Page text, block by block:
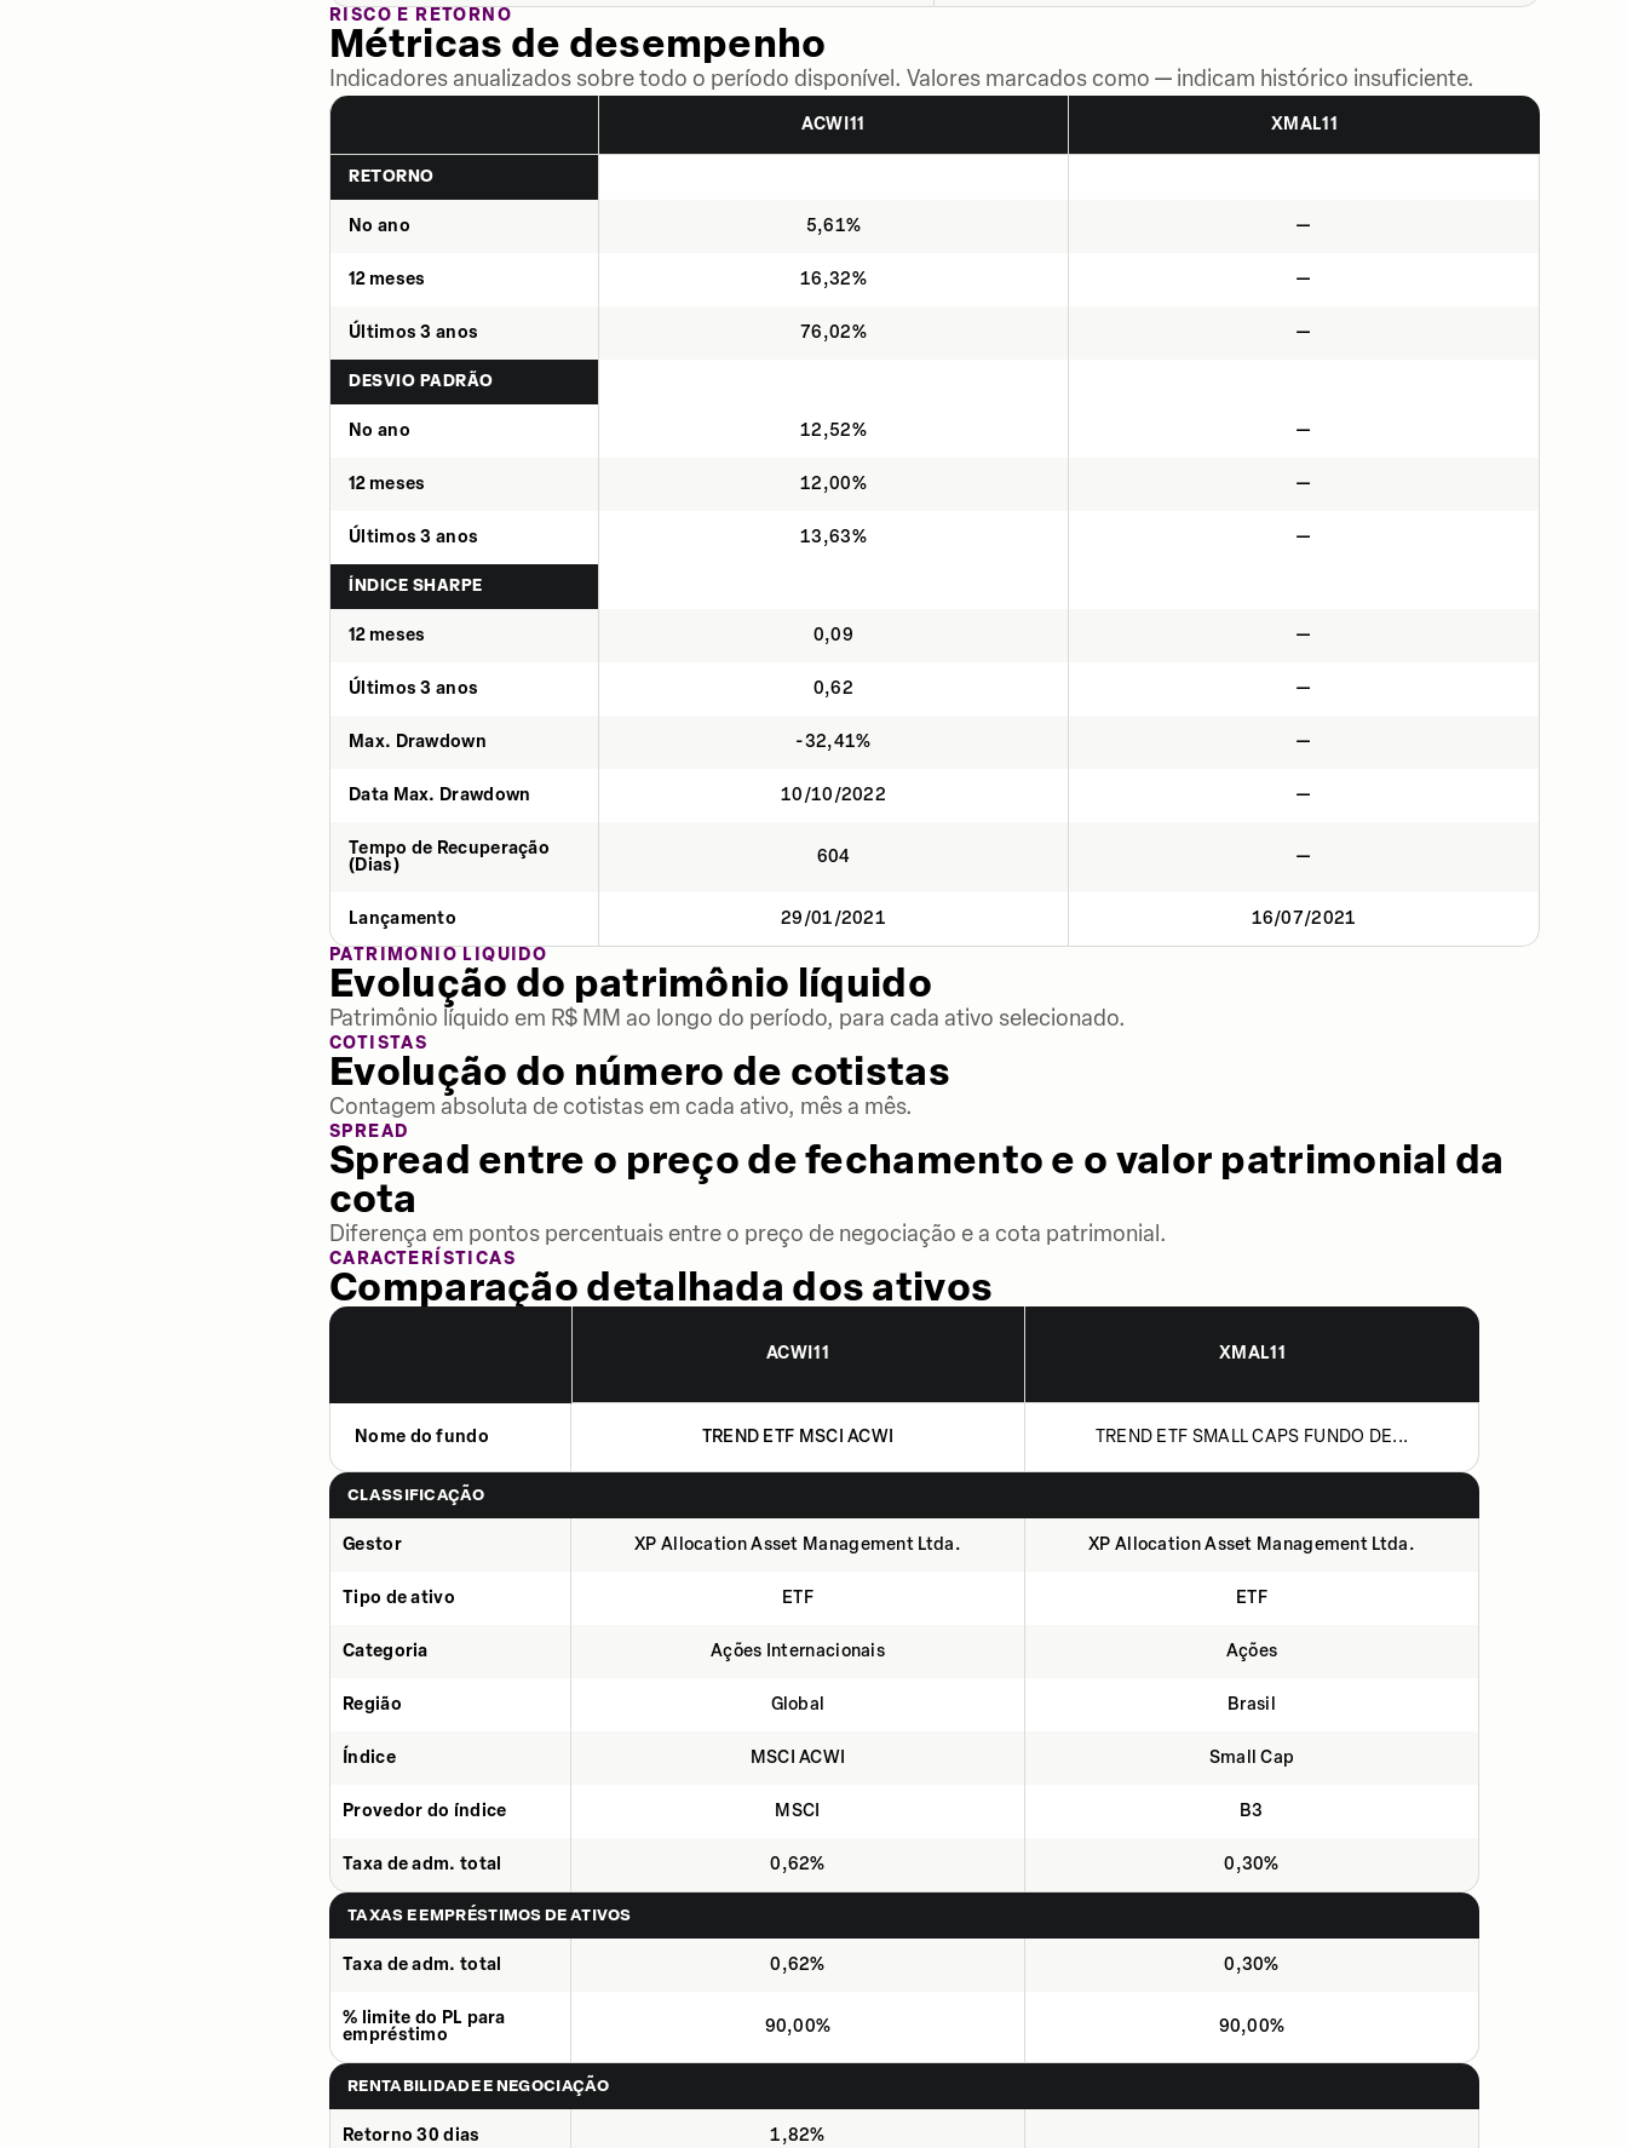
RISCO E RETORNO
Métricas de desempenho
Indicadores anualizados sobre todo o período disponível. Valores marcados como — indicam histórico insuficiente.
ACWI11 XMAL11
RETORNO
No ano 5,61% —
12 meses 16,32% —
Últimos 3 anos 76,02% —
DESVIO PADRÃO
No ano 12,52% —
12 meses 12,00% —
Últimos 3 anos 13,63% —
ÍNDICE SHARPE
12 meses 0,09 —
Últimos 3 anos 0,62 —
Max. Drawdown -32,41% —
Data Max. Drawdown 10/10/2022 —
Tempo de Recuperação
(Dias)
604 —
Lançamento 29/01/2021
16/07/2021
PATRIMÔNIO LÍQUIDO
Evolução do patrimônio líquido
Patrimônio líquido em R$ MM ao longo do período, para cada ativo selecionado.
COTISTAS
Evolução do número de cotistas
Contagem absoluta de cotistas em cada ativo, mês a mês.
SPREAD
Spread entre o preço de fechamento e o valor patrimonial da
cota
Diferença em pontos percentuais entre o preço de negociação e a cota patrimonial.
CARACTERÍSTICAS
Comparação detalhada dos ativos
ACWI11 XMAL11
Nome do fundo TREND ETF MSCI ACWI TREND ETF SMALL CAPS FUNDO DE...
CLASSIFICAÇÃO
Gestor XP Allocation Asset Management Ltda. XP Allocation Asset Management Ltda.
Tipo de ativo ETF ETF
Categoria Ações Internacionais Ações
Região Global Brasil
Índice MSCI ACWI Small Cap
Provedor do índice MSCI B3
Taxa de adm. total 0,62% 0,30%
TAXAS E EMPRÉSTIMOS DE ATIVOS
Taxa de adm. total 0,62% 0,30%
% limite do PL para
empréstimo
90,00% 90,00%
RENTABILIDADE E NEGOCIAÇÃO
Retorno 30 dias 1,82%